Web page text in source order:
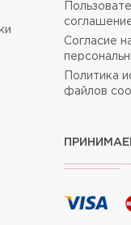
Согласие
Политика
файлов